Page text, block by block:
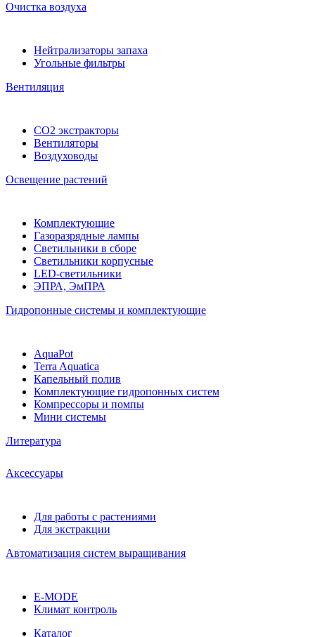
Очистка воздуха
Нейтрализаторы запаха
Угольные фильтры
Вентиляция
CO2 экстракторы
Вентиляторы
Воздуховоды
Освещение растений
Комплектующие
Газоразрядные лампы
Светильники в сборе
Светильники корпусные
LED-светильники
ЭПРА, ЭмПРА
Гидропонные системы и комплектующие
AquaPot
Terra Aquatica
Капельный полив
Комплектующие гидропонных систем
Компрессоры и помпы
Мини системы
Литература
Аксессуары
Для работы с растениями
Для экстракции
Автоматизация систем выращивания
E-MODE
Климат контроль
Каталог